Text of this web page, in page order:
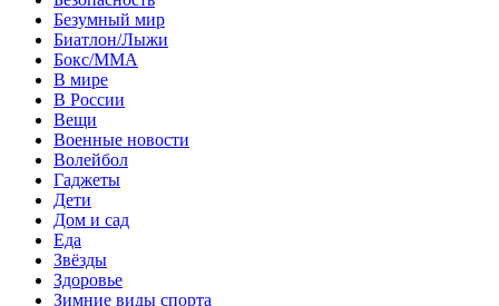
Безумный мир
Биатлон/Лыжи
Бокс/MMA
В мире
В России
Вещи
Военные новости
Волейбол
Гаджеты
Дети
Дом и сад
Еда
Звёзды
Здоровье
Зимние виды спорта